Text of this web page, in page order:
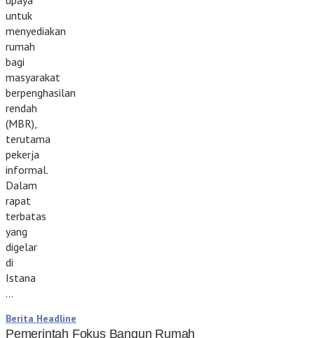
untuk
menyediakan
rumah
bagi
masyarakat
berpenghasilan
rendah
(MBR),
terutama
pekerja
informal.
Dalam
rapat
terbatas
yang
digelar
di
Istana
…
Berita Headline
Pemerintah Fokus Bangun Rumah